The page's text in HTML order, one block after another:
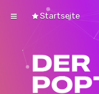
Startseite